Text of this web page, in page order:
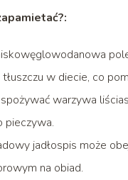
tłuszczu w diecie, co
warzywa
pieczywa.
jadłospis może
na obiad.